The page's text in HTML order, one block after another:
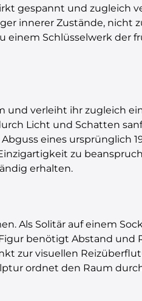
gespannt und zugleich
innerer Zustände, nicht
einem Schlüsselwerk der
und verleiht ihr zugleich
Licht und Schatten
eines ursprünglich
zu
erhalten.
Als Solitär auf einem
benötigt Abstand und
zur visuellen
ordnet den Raum